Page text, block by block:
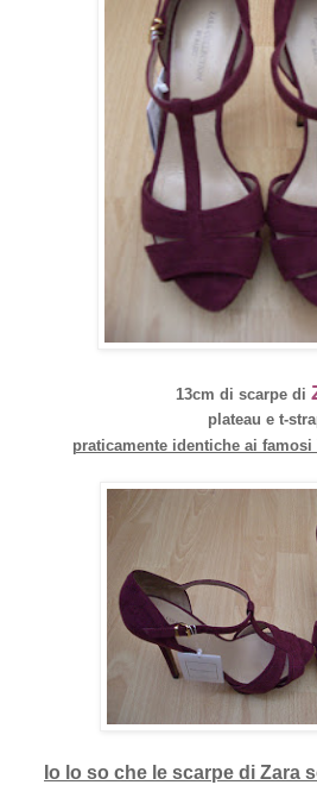
13cm di scarpe di
plateau e t-
praticamente identiche ai
Io lo so che le scarpe di Zara